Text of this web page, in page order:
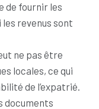
de fournir les
revenus sont
ne pas être
locales, ce qui
de l’expatrié.
documents